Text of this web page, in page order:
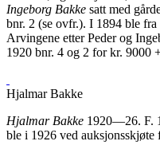
Ingeborg Bakke satt med
bnr. 2 (se ovfr.). I 1894 ble
Arvingene etter Peder og
1920 bnr. 4 og 2 for kr. 9000
Hjalmar Bakke
Hjalmar Bakke 1920—26. F.
ble i 1926 ved